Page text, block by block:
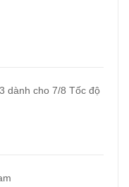
dành cho 7/8 Tốc độ